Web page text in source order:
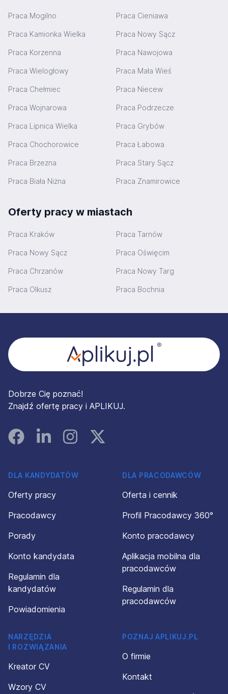
Praca Mogilno Praca Cieniawa
Praca Kamionka Wielka Praca Nowy Sącz
Praca Korzenna Praca Nawojowa
Praca Wielogłowy Praca Mała Wieś
Praca Chełmiec Praca Niecew
Praca Wojnarowa Praca Podrzecze
Praca Lipnica Wielka Praca Grybów
Praca Chochorowice Praca Łabowa
Praca Brzezna Praca Stary Sącz
Praca Biała Niżna Praca Znamirowice
Oferty pracy w miastach
Praca Kraków Praca Tarnów
Praca Nowy Sącz Praca Oświęcim
Praca Chrzanów Praca Nowy Targ
Praca Olkusz Praca Bochnia
Dobrze Cię poznać!
Znajdź ofertę pracy i APLIKUJ.
FacebookLinked InInstagramInstagram
DLA KANDYDATÓW
Oferty pracy
Pracodawcy
Porady
Konto kandydata
Regulamin dla
kandydatów
Powiadomienia
DLA PRACODAWCÓW
Oferta i cennik
Profil Pracodawcy 360°
Konto pracodawcy
Aplikacja mobilna dla
pracodawców
Regulamin dla
pracodawców
NARZĘDZIA
I ROZWIĄZANIA
Kreator CV
Wzory CV
POZNAJ APLIKUJ.PL
O firmie
Kontakt